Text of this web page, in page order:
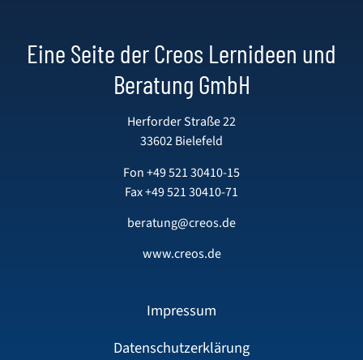
Eine Seite der Creos Lernideen und
Beratung GmbH
Herforder Straße 22
33602 Bielefeld
Fon+49 521 30410-15
Fax +49 521 30410-71
beratung@creos.de
www.creos.de
Impressum
Datenschutzerklärung